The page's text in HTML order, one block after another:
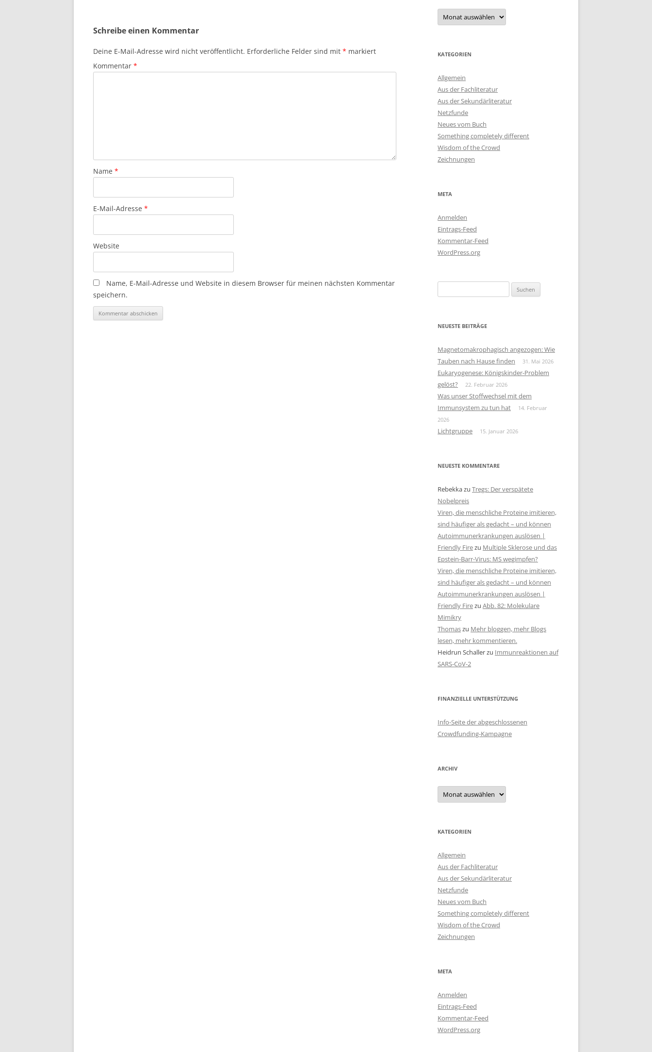
Schreibe einen Kommentar
Deine E-Mail-Adresse wird nicht veröffentlicht. Erforderliche Felder sind mit * markiert
Kommentar *
Name *
E-Mail-Adresse *
Website
Name, E-Mail-Adresse und Website in diesem Browser für meinen nächsten Kommentar
speichern.
Archiv
KATEGORIEN
Allgemein
Aus der Fachliteratur
Aus der Sekundärliteratur
Netzfunde
Neues vom Buch
Something completely different
Wisdom of the Crowd
Zeichnungen
META
Anmelden
Eintrags-Feed
Kommentar-Feed
WordPress.org
nach:
NEUESTE BEITRÄGE
Magnetomakrophagisch angezogen: Wie
Tauben nach Hause finden
31. Mai 2026
Eukaryogenese: Königskinder-Problem
gelöst?
22. Februar 2026
Was unser Stoffwechsel mit dem
Immunsystem zu tun hat
14. Februar
2026
Lichtgruppe 15. Januar 2026
NEUESTE KOMMENTARE
Rebekkazu Tregs: Der verspätete
Nobelpreis
Viren, die menschliche Proteine imitieren,
sind häufiger als gedacht – und können
Autoimmunerkrankungen auslösen |
Friendly Firezu Multiple Sklerose und das
Epstein-Barr-Virus: MS wegimpfen?
Viren, die menschliche Proteine imitieren,
sind häufiger als gedacht – und können
Autoimmunerkrankungen auslösen |
Friendly Firezu Abb. 82: Molekulare
Mimikry
Thomaszu Mehr bloggen, mehr Blogs
lesen, mehr kommentieren.
Heidrun Schallerzu Immunreaktionen auf
SARS-CoV-2
FINANZIELLE UNTERSTÜTZUNG
Info-Seite der abgeschlossenen
Crowdfunding-Kampagne
ARCHIV
Archiv
KATEGORIEN
Allgemein
Aus der Fachliteratur
Aus der Sekundärliteratur
Netzfunde
Neues vom Buch
Something completely different
Wisdom of the Crowd
Zeichnungen
META
Anmelden
Eintrags-Feed
Kommentar-Feed
WordPress.org